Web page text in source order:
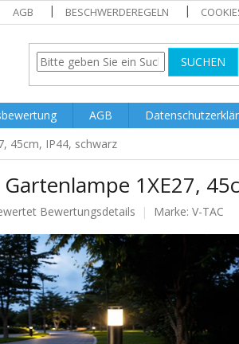
AGB BESCHWERDEREGELN
SUCHEN
AGB
45cm, IP44, schwarz
Gartenlampe 1XE27,
Bewertungsdetails Marke: V-TAC